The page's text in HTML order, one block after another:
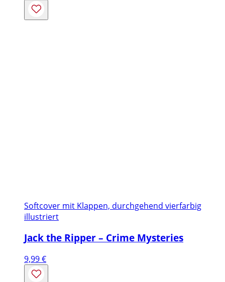
Softcover mit Klappen, durchgehend vierfarbig
illustriert
Jack the Ripper – Crime Mysteries
9,99€